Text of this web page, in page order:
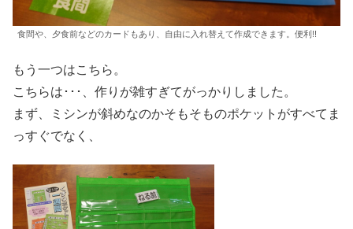
食間や、夕食前などのカードもあり、自由に入れ替えて作成できます。便利!!
もう一つはこちら。
こちらは･･･、作りが雑すぎてがっかりしました。
まず、ミシンが斜めなのかそもそものポケットがすべてま
っすぐでなく、